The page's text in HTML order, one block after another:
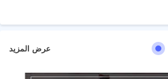
عرض المزيد